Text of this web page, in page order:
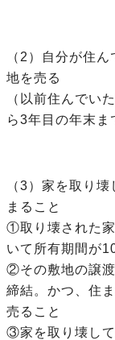
（2）自分が住
地を売る
（以前住んでい
ら3年目の年末ま
（3）家を取り
まること
①取り壊された
いて所有期間が
②その敷地の譲
締結。かつ、住
売ること
③家を取り壊し